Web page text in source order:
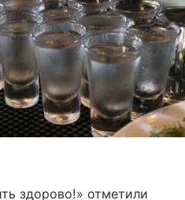
здорово!» отметили